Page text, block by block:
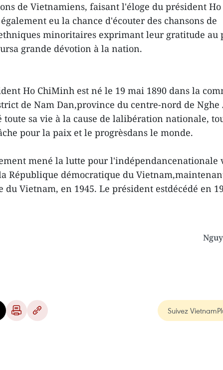
de Vietnamiens, faisant l'éloge du président
eu la chance d'écouter des chansons de
minoritaires exprimant leur gratitude au
grande dévotion à la nation.
Ho ChiMinh est né le 19 mai 1890 dans la
de Nam Dan,province du centre-nord de Nghe
toute sa vie à la cause de lalibération nationale,
pour la paix et le progrèsdans le monde.
mené la lutte pour l'indépendancenationale
République démocratique du
du Vietnam, en 1945. Le président estdécédé en
Suivez